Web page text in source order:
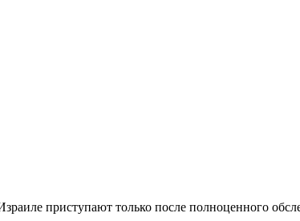
приступают только после полноценного